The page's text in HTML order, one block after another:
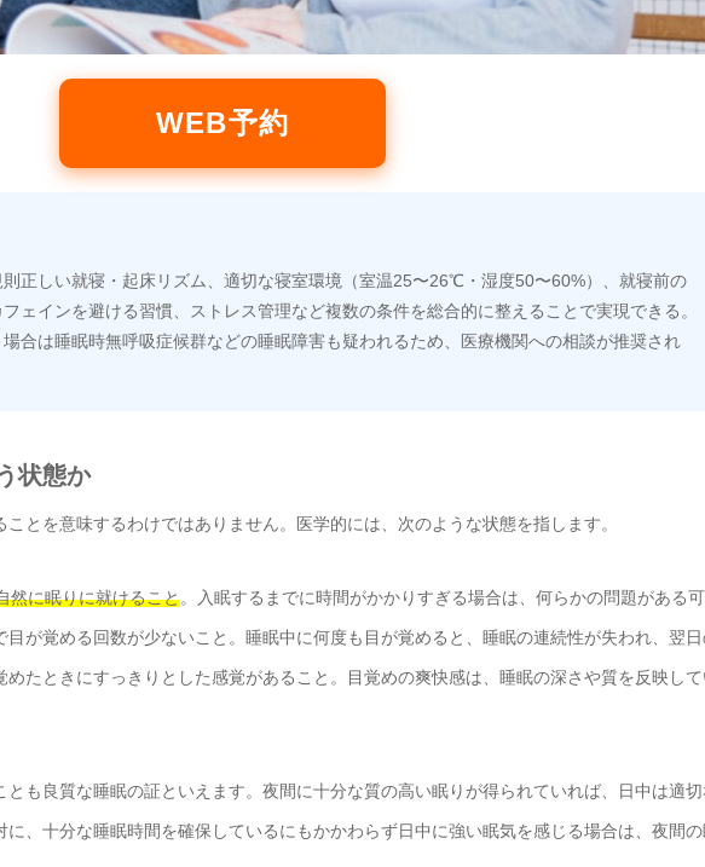
WEB予約
正しい就寝・起床リズム、適切な寝室環境（室温25〜26℃・湿度50〜60%）、就寝前の
ェインを避ける習慣、ストレス管理など複数の条件を総合的に整えることで実現できる。
合は睡眠時無呼吸症候群などの睡眠障害も疑われるため、医療機関への相談が推奨され
状態か
ことを意味するわけではありません。医学的には、次のような状態を指します。
然に眠りに就けること。入眠するまでに時間がかかりすぎる場合は、何らかの問題がある
が覚める回数が少ないこと。睡眠中に何度も目が覚めると、睡眠の連続性が失われ、翌
たときにすっきりとした感覚があること。目覚めの爽快感は、睡眠の深さや質を反映し
とも良質な睡眠の証といえます。夜間に十分な質の高い眠りが得られていれば、日中は適
、十分な睡眠時間を確保しているにもかかわらず日中に強い眠気を感じる場合は、夜間